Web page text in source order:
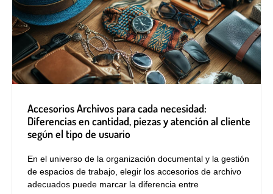
Accesorios Archivos para cada necesidad:
Diferencias en cantidad, piezas y atención al cliente
según el tipo de usuario
En el universo de la organización documental y la gestión
de espacios de trabajo, elegir los accesorios de archivo
adecuados puede marcar la diferencia entre